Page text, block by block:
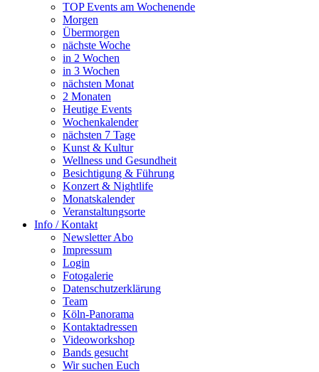
TOP Events am Wochenende
Morgen
Übermorgen
nächste Woche
in 2 Wochen
in 3 Wochen
nächsten Monat
2 Monaten
Heutige Events
Wochenkalender
nächsten 7 Tage
Kunst & Kultur
Wellness und Gesundheit
Besichtigung & Führung
Konzert & Nightlife
Monatskalender
Veranstaltungsorte
Info / Kontakt
Newsletter Abo
Impressum
Login
Fotogalerie
Datenschutzerklärung
Team
Köln-Panorama
Kontaktadressen
Videoworkshop
Bands gesucht
Wir suchen Euch